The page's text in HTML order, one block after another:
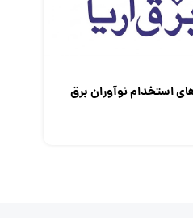
استخدام نوآوران برق